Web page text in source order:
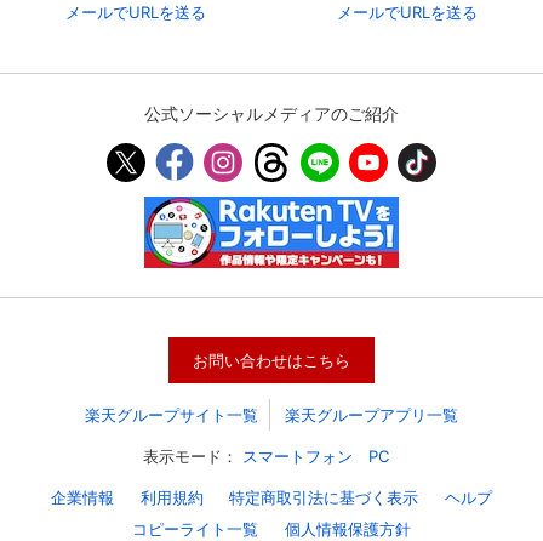
メールでURLを送る メールでURLを送る
公式ソーシャルメディアのご紹介
お問い合わせはこちら
楽天グループサイト一覧 楽天グループアプリ一覧
表示モード： スマートフォン PC
企業情報 利用規約 特定商取引法に基づく表示
ヘルプ
コピーライト一覧
個人情報保護方針